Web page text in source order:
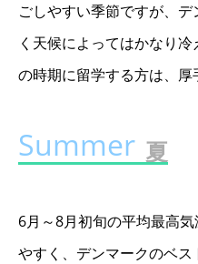
ごしやすい季節ですが、
く天候によってはかなり
の時期に留学する方は、厚
夏
6月～8月初旬の平均最高
やすく、デンマークのベ